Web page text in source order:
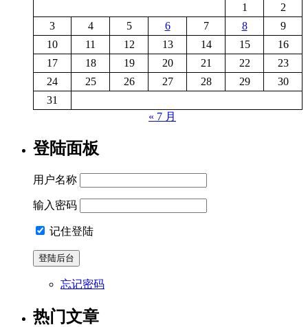
1
2
3
4 5 6 7 8
9
10
11 12 13 14 15
16
17
18 19 20 21 22
23
24
25 26 27 28 29
30
31
« 7 月
登陆面板
用户名称
输入密码
记住登陆
忘记密码
热门文章